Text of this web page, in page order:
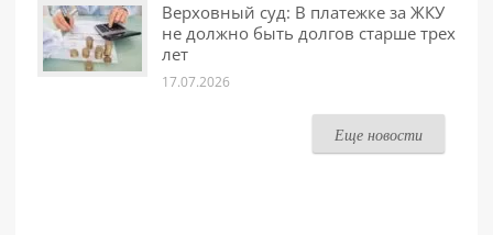
Верховный суд: В платежке за ЖКУ
не должно быть долгов старше трех
лет
17.07.2026
Еще новости